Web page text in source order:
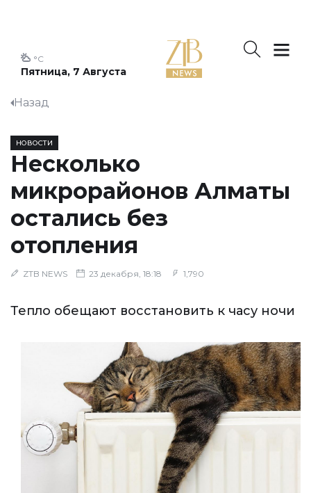
Пятница, 7 Августа
°C
Назад
НОВОСТИ
Несколько
микрорайонов Алматы
остались без
отопления
ZTB NEWS 23 декабря, 18:18 1,790
Тепло обещают восстановить к часу ночи